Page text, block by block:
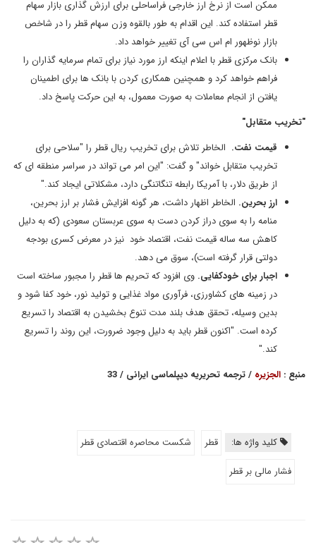
ممکن است از نرخ ارز خارجی فراساحلی برای ارزش گذاری بازار سهام
قطر استفاده کند. این اقدام به طور بالقوه وزن سهام قطر را در شاخص
بازار نوظهور ام اس سی آی تغییر خواهد داد.
بانک مرکزی قطر با اعلام اینکه ارز مورد نیاز برای تمام سرمایه گذاران را
فراهم خواهد کرد و همچنین همکاری کردن با بانک ها برای اطمینان
یافتن از انجام معاملات به صورت معمول، به این حرکت پاسخ داد.
"تخریب متقابل"
قیمت نفت. الخاطر تلاش برای تخریب ریال قطر را "سلاحی برای
تخریب متقابل خواند" و گفت: "این امر می تواند در سراسر منطقه ای که
از طریق دلار، با آمریکا رابطه تنگاتنگی دارد، مشکلاتی ایجاد کند."
ارز بحرین. الخاطر اظهار داشت، هر گونه افزایش فشار بر ارز بحرین،
منامه را به سوی دراز کردن دست به سوی عربستان سعودی (که به دلیل
کاهش سه ساله قیمت نفت، اقتصاد خود نیز در معرض کسری بودجه
دولتی قرار گرفته است)، سوق می دهد.
اجبار برای خودکفایی. وی افزود که تحریم ها قطر را مجبور ساخته است
در زمینه های کشاورزی، فرآوری مواد غذایی و تولید نور، خود کفا شود و
بدین وسیله، تحقق هدف بلند مدت تنوع بخشیدن به اقتصاد را تسریع
کرده است. "اکنون قطر باید به دلیل وجود ضرورت، این روند را تسریع
کند."
منبع : الجزیره / ترجمه تحریریه دیپلماسی ایرانی / 33
کلید واژه ها: قطر
شکست محاصره اقتصادی قطر
فشار مالی بر قطر